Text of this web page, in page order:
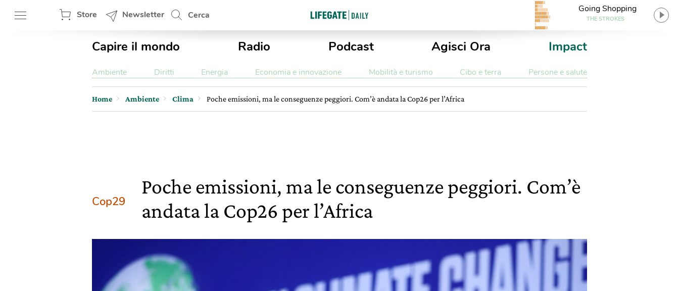
Store Newsletter Cerca
Going Shopping
THE STROKES
Capire il mondo Radio Podcast Agisci Ora Impact
Ambiente Diritti Energia Economia e innovazione Mobilità e turismo Cibo e terra Persone e salute
Home Ambiente Clima Poche emissioni, ma le conseguenze peggiori. Com’è andata la Cop26 per l’Africa
Cop29
Poche emissioni, ma le conseguenze peggiori. Com’è
andata la Cop26 per l’Africa